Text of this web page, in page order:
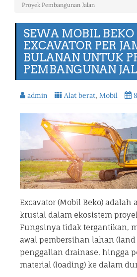
Proyek Pembangunan Jalan
SEWA MOBIL BEKO
EXCAVATOR PER
BULANAN UNTUK
PEMBANGUNAN
admin Alat berat, Mobil
Excavator (Mobil Beko) adalah
krusial dalam ekosistem
Fungsinya tidak tergantikan,
awal pembersihan lahan (land
penggalian drainase, hingga
material (loading) ke dalam